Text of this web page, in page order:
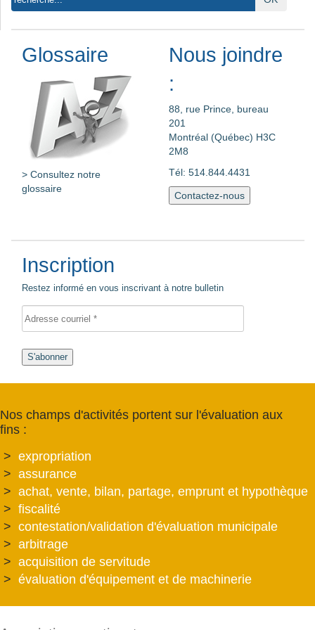
Glossaire
> Consultez notre
glossaire
Nous joindre
:
88, rue Prince, bureau
201
Montréal (Québec) H3C
2M8
Tél: 514.844.4431
Contactez-nous
Inscription
Restez informé en vous inscrivant à notre bulletin
S'abonner
Nos champs d'activités portent sur l'évaluation aux
fins :
expropriation
assurance
achat, vente, bilan, partage, emprunt et hypothèque
fiscalité
contestation/validation d'évaluation municipale
arbitrage
acquisition de servitude
évaluation d'équipement et de machinerie